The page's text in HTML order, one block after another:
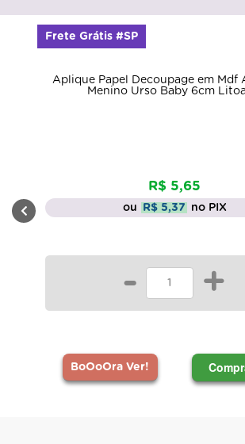
Aplique Papel Decoupage em Mdf
Menino Urso Baby 6cm
R$ 5,65
ou R$ 5,37 no PIX
- +
BoOoOra Ver!
Frete Grátis #SP